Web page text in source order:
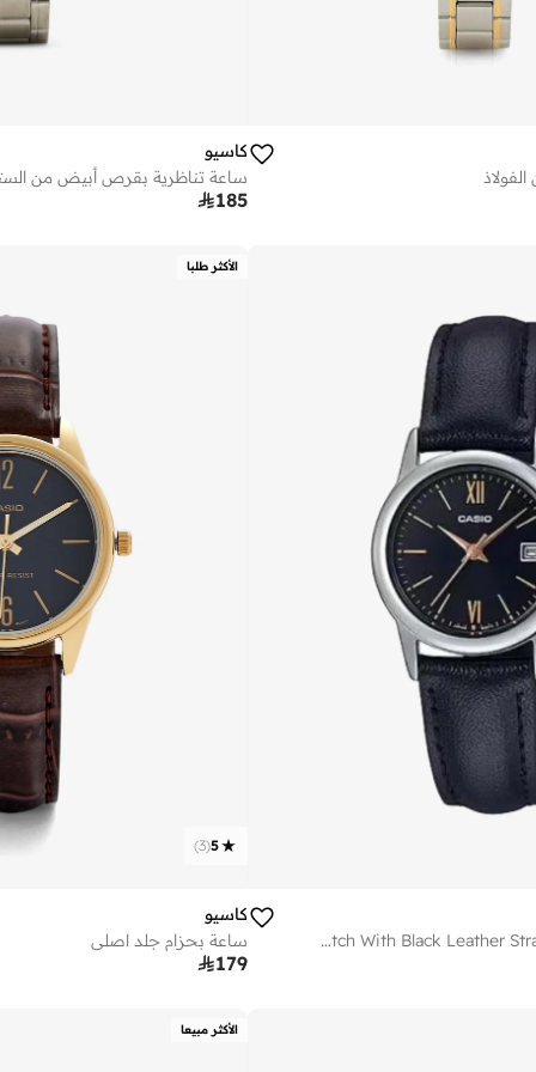
كاسيو
ساعة تناظرية بقرص أبيض من
185
Women's Analog Display Watch With Black Leather Strap - LTP-V002L-1B3UDF
الأكثر طلبا
5
(
3
)
كاسيو
ساعة بحزام جلد اصلي
179
الأكثر مبيعا